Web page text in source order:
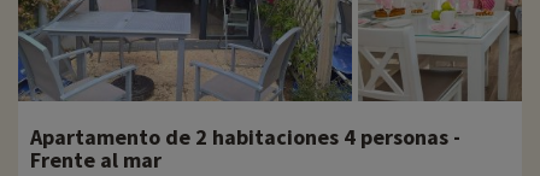
Apartamento de 2 habitaciones 4 personas -
Frente al mar